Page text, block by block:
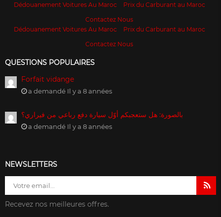
Dédouanement Voitures Au Maroc
Prix du Carburant au Maroc
Contactez Nous
Dédouanement Voitures Au Maroc
Prix du Carburant au Maroc
Contactez Nous
QUESTIONS POPULAIRES
Forfait vidange
a demandé Il y a 8 années
بالصورة: هل ستعجبكم أوّل سيارة دفع رباعي من فيراري؟
a demandé Il y a 8 années
NEWSLETTERS
Recevez nos meilleures offres.